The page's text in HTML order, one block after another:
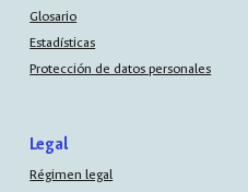
Glosario
Estadísticas
Protección de datos personales
Legal
Régimen legal